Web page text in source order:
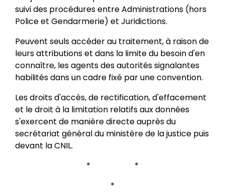
suivi des procédures entre Administrations (hors
Police et Gendarmerie) et Juridictions.
Peuvent seuls accéder au traitement, à raison de
leurs attributions et dans la limite du besoin d'en
connaître, les agents des autorités signalantes
habilités dans un cadre fixé par une convention.
Les droits d'accès, de rectification, d'effacement
et le droit à la limitation relatifs aux données
s'exercent de manière directe auprès du
secrétariat général du ministère de la justice puis
devant la CNIL.
* *
*